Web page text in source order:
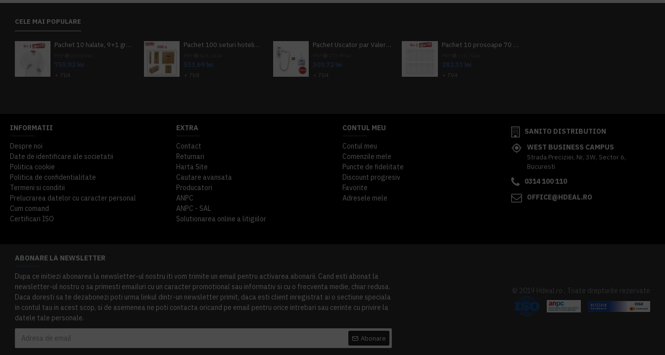
CELE MAI POPULARE
Pachet 10 halate, 9+1 gratuit
755,82 lei
+ TVA
Pachet 100 seturi hoteliere, set dentar, set barbierit, casca de dus, pila unghii, set cusut
533,69 lei
+ TVA
Pachet Uscator par Valera Action Super Plus + GRATUIT Sampon si gel de dus Tork
300,72 lei
+ TVA
Pachet 10 prosoape 70 x 140cm 9 + 1 gratuit
282,33 lei
+ TVA
INFORMATII
Despre noi
Date de identificare ale societatii
Politica cookie
Politica de confidentialitate
Termeni si conditii
Prelucrarea datelor cu caracter personal
Cum comand
Certificari ISO
EXTRA
Contact
Returnari
Harta Site
Cautare avansata
Producatori
ANPC
ANPC - SAL
Solutionarea online a litigiilor
CONTUL MEU
Contul meu
Comenzile mele
Puncte de fidelitate
Discount progresiv
Favorite
Adresele mele
SANITO DISTRIBUTION
WEST BUSINESS CAMPUS
Strada Preciziei, Nr, 3W, Sector 6,
Bucuresti
0314 100 110
OFFICE@HDEAL.RO
ABONARE LA NEWSLETTER
Dupa ce initiezi abonarea la newsletter-ul nostru iti vom trimite un email pentru activarea abonarii. Cand esti abonat la
newsletter-ul nostru o sa primesti emailuri cu un caracter promotional sau informativ si cu o frecventa medie, chiar redusa.
Daca doresti sa te dezabonezi poti urma linkul dintr-un newsletter primit, daca esti client inregistrat ai o sectiune speciala
in contul tau in acest scop, si de asemenea ne poti contacta oricand pe email pentru orice intrebari sau cerinte cu privire la
datele tale personale.
Abonare
© 2019 Hdeal.ro , Toate drepturile rezervate